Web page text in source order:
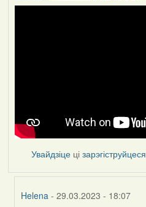
Увайдзіце цізарэгіструйцеся
Helena - 29.03.2023 - 18:07